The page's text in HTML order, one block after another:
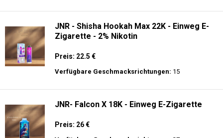
JNR - Shisha Hookah Max 22K - Einweg E-
Zigarette - 2% Nikotin
Preis: 22.5 €
Verfügbare Geschmacksrichtungen: 15
JNR- Falcon X 18K - Einweg E-Zigarette
Preis: 26 €